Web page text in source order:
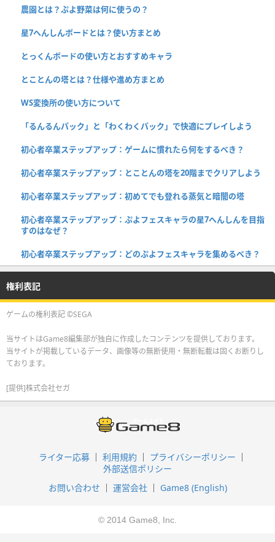
農園とは？ぷよ野菜は何に使うの？
星7へんしんボードとは？使い方まとめ
とっくんボードの使い方とおすすめキャラ
とことんの塔とは？仕様や進め方まとめ
WS変換所の使い方について
「るんるんパック」と「わくわくパック」で快適にプレイしよう
初心者卒業ステップアップ：ゲームに慣れたら何をするべき？
初心者卒業ステップアップ：とことんの塔を20階までクリアしよう
初心者卒業ステップアップ：初めてでも登れる蒸気と暗闇の塔
初心者卒業ステップアップ：ぷよフェスキャラの星7へんしんを目指
すのはなぜ？
初心者卒業ステップアップ：どのぷよフェスキャラを集めるべき？
権利表記
ゲームの権利表記 ©SEGA
当サイトはGame8編集部が独自に作成したコンテンツを提供しております。
当サイトが掲載しているデータ、画像等の無断使用・無断転載は固くお断りし
ております。
[提供]株式会社セガ
ライター応募 利用規約
プライバシーポリシー
外部送信ポリシー
お問い合わせ
運営会社 Game8 (English)
© 2014 Game8, Inc.